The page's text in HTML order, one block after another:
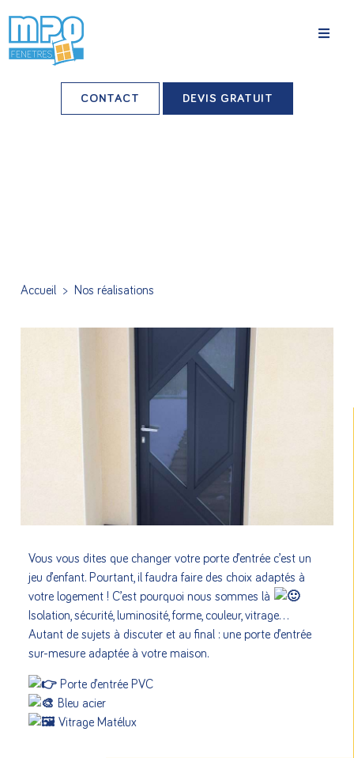
Nos agences
Nos produits
CONTACT DEVIS GRATUIT
Accueil > Nos réalisations
Vous vous dites que changer votre porte d’entrée c’est un
jeu d’enfant. Pourtant, il faudra faire des choix adaptés à
votre logement ! C’est pourquoi nous sommes là
Isolation, sécurité, luminosité, forme, couleur, vitrage…
Autant de sujets à discuter et au final : une porte d’entrée
sur-mesure adaptée à votre maison.
Porte d’entrée PVC
Bleu acier
Vitrage Matélux